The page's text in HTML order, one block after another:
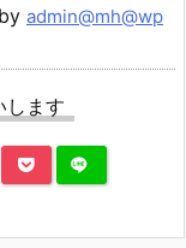
admin@mh@wp
します